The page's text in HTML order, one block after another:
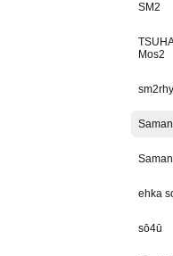
SM2
Mos2
ehka
sō4ū